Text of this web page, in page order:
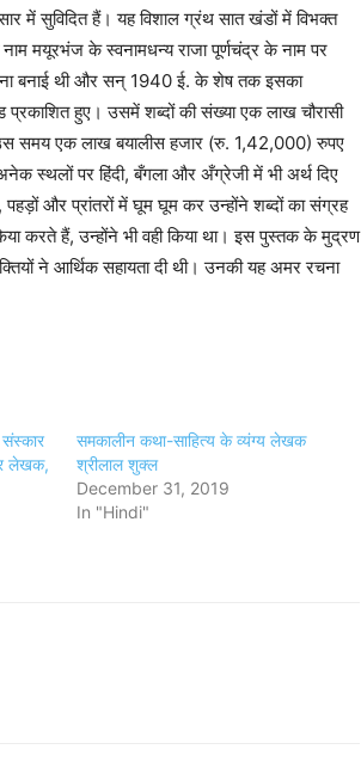
में सुविदित हैं। यह विशाल ग्रंथ सात खंडों में विभक्त
मयूरभंज के स्वनामधन्य राजा पूर्णचंद्र के नाम पर
बनाई थी और सन् 1940 ई. के शेष तक इसका
हुए। उसमें शब्दों की संख्या एक लाख चौरासी
समय एक लाख बयालीस हजार (रु. 1,42,000) रुपए
स्थलों पर हिंदी, बँगला और अँग्रेजी में भी अर्थ दिए
और प्रांतरों में घूम घूम कर उन्होंने शब्दों का संग्रह
करते हैं, उन्होंने भी वही किया था। इस पुस्तक के मुद्रण
ने आर्थिक सहायता दी थी। उनकी यह अमर रचना
लेखक,
समकालीन कथा-साहित्य के व्यंग्य लेखक
श्रीलाल शुक्ल
December 31, 2019
In "Hindi"